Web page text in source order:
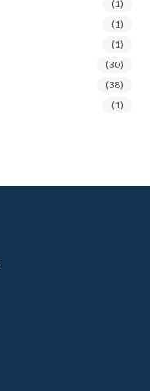
(1)
(1)
(1)
(30)
(38)
(1)